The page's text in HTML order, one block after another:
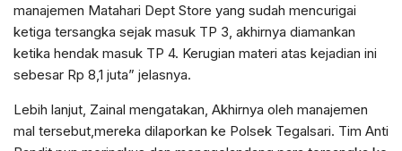
manajemen Matahari Dept Store yang sudah mencurigai
ketiga tersangka sejak masuk TP 3, akhirnya diamankan
ketika hendak masuk TP 4. Kerugian materi atas kejadian ini
sebesar Rp 8,1 juta” jelasnya.
Lebih lanjut, Zainal mengatakan, Akhirnya oleh manajemen
mal tersebut,mereka dilaporkan ke Polsek Tegalsari. Tim Anti